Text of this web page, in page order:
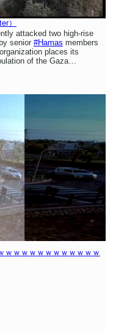
）
attacked two high-rise
senior #Hamas members
places its
of the Gaza…
ｗｗｗｗｗｗｗｗｗｗｗｗ